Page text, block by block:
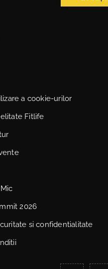
a cookie-urilor
Fitlife
2026
si confidentialitate